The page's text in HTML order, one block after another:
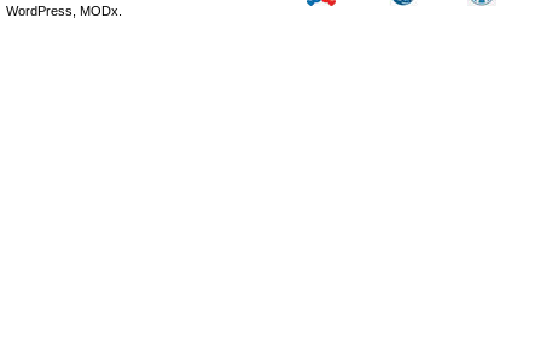
WordPress, MODx.